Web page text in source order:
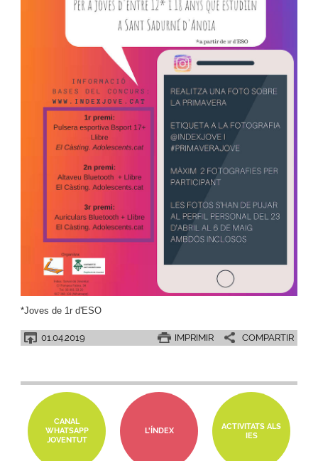
*Joves de 1r d'ESO
01.04.2019 IMPRIMIR COMPARTIR
CANAL
WHATSAPP
JOVENTUT
L'ÍNDEX
ACTIVITATS ALS
IES